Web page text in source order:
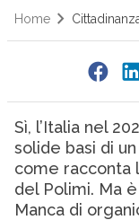
Home
Sì, l’Italia nel
solide basi di
come racconta
del Polimi. Ma
Manca di